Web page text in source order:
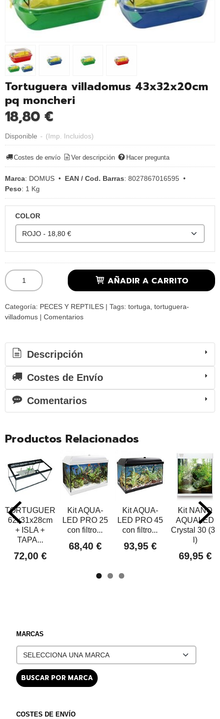
MARCAS
COSTES DE ENVÍO
Tortuguera villadomus 43x32x20cm
pq moncheri
18,80 €
Disponible - (Imp. Incluidos)
Costes de envío Ver descripción Hacer pregunta
Marca: DOMUS • EAN / Cod. Barras: 8027867016595 •
Peso: 1 Kg
COLOR
AÑADIR A CARRITO
Categoría: PECES Y REPTILES | Tags: tortuga tortuguera-
villadomus | Comentarios
Descripción
Costes de Envío
Comentarios
Productos Relacionados
TORTUGUERA
62x31x28cm
+ ISLA +
TAPA...
72,00 €
Kit AQUA-
LED PRO 25
con filtro...
68,40 €
Kit AQUA-
LED PRO 45
con filtro...
93,95 €
Kit NANO
AQUALED
Crystal 30 (30
l)
69,95 €